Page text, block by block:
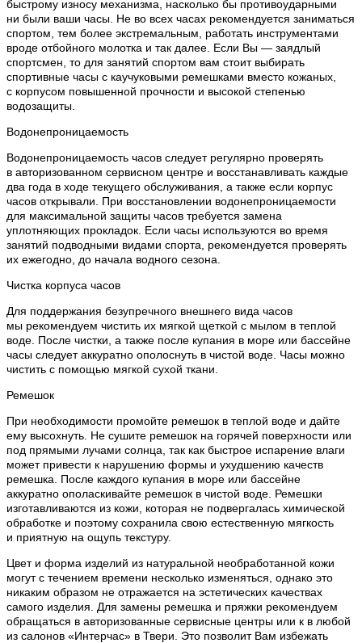
быстрому износу механизма, насколько бы противоударными
ни были ваши часы. Не во всех часах рекомендуется заниматься
спортом, тем более экстремальным, работать инструментами
вроде отбойного молотка и так далее. Если Вы — заядлый
спортсмен, то для занятий спортом вам стоит выбирать
спортивные часы с каучуковыми ремешками вместо кожаных,
с корпусом повышенной прочности и высокой степенью
водозащиты.
Водонепроницаемость
Водонепроницаемость часов следует регулярно проверять
в авторизованном сервисном центре и восстанавливать каждые
два года в ходе текущего обслуживания, а также если корпус
часов открывали. При восстановлении водонепроницаемости
для максимальной защиты часов требуется замена
уплотняющих прокладок. Если часы используются во время
занятий подводными видами спорта, рекомендуется проверять
их ежегодно, до начала водного сезона.
Чистка корпуса часов
Для поддержания безупречного внешнего вида часов
мы рекомендуем чистить их мягкой щеткой с мылом в теплой
воде. После чистки, а также после купания в море или бассейне
часы следует аккуратно ополоснуть в чистой воде. Часы можно
чистить с помощью мягкой сухой ткани.
Ремешок
При необходимости промойте ремешок в теплой воде и дайте
ему высохнуть. Не сушите ремешок на горячей поверхности или
под прямыми лучами солнца, так как быстрое испарение влаги
может привести к нарушению формы и ухудшению качеств
ремешка. После каждого купания в море или бассейне
аккуратно ополаскивайте ремешок в чистой воде. Ремешки
изготавливаются из кожи, которая не подвергалась химической
обработке и поэтому сохранила свою естественную мягкость
и приятную на ощупь текстуру.
Цвет и форма изделий из натуральной необработанной кожи
могут с течением времени несколько изменяться, однако это
никаким образом не отражается на эстетических качествах
самого изделия. Для замены ремешка и пряжки рекомендуем
обращаться в авторизованные сервисные центры или к в любой
из салонов «Интерчас» в Твери. Это позволит Вам избежать